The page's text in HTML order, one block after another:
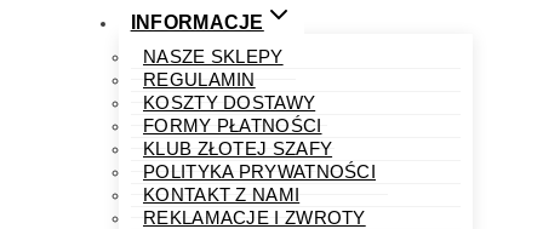
INFORMACJE
NASZE SKLEPY
REGULAMIN
KOSZTY DOSTAWY
FORMY PŁATNOŚCI
KLUB ZŁOTEJ SZAFY
POLITYKA PRYWATNOŚCI
KONTAKT Z NAMI
REKLAMACJE I ZWROTY